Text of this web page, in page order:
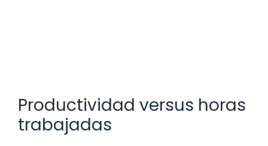
Productividad versus horas
trabajadas